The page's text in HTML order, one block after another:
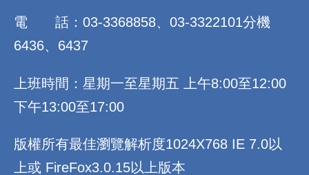
電 話：03-3368858、03-3322101分機
6436、6437
上班時間：星期一至星期五 上午8:00至12:00
下午13:00至17:00
版權所有最佳瀏覽解析度1024X768 IE 7.0以
上或 FireFox3.0.15以上版本